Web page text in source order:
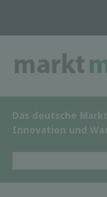
Das deutsche
Innovation und